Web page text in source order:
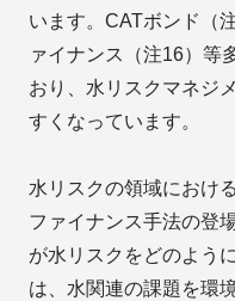
います。CATボンド（
ァイナンス（注16）等
おり、水リスクマネジ
すくなっています。
水リスクの領域におけ
ファイナンス手法の登
が水リスクをどのよう
は、水関連の課題を環